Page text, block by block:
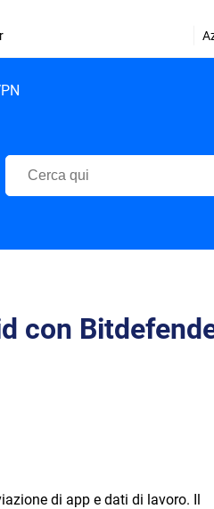
Centro di Supporto Bitdefender
con
di app e dati di lavoro. Il